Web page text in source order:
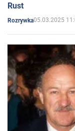
Rust
Rozrywka05.03.2025